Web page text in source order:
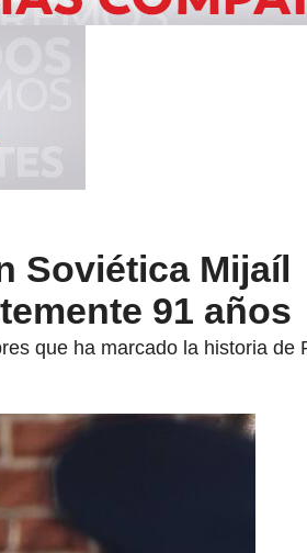
Soviética Mijaíl
91 años
que ha marcado la historia de